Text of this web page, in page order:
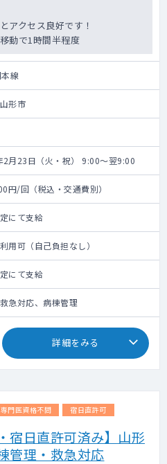
アクセス良好です！
動で1時間半程度
線
形市
2月23日（火・祝） 9:00～翌9:00
円/回（税込・交通費別）
にて支給
用可（自己負担なし）
にて支給
急対応、病棟管理
詳細をみる
専門医資格不問 宿日直許可
宿日直許可済み】山形
管理・救急対応